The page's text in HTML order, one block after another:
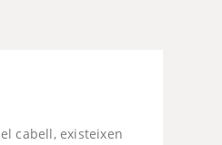
cabell, existeixen